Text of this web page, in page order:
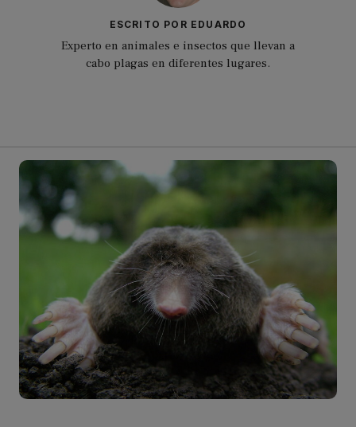
ESCRITO POR EDUARDO
Experto en animales e insectos que llevan a
cabo plagas en diferentes lugares.